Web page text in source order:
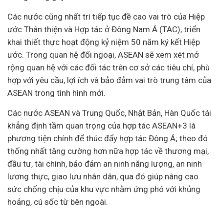
Các nước cũng nhất trí tiếp tục đề cao vai trò của Hiệp
ước Thân thiện và Hợp tác ở Đông Nam Á (TAC), triển
khai thiết thực hoạt động kỷ niệm 50 năm ký kết Hiệp
ước. Trong quan hệ đối ngoại, ASEAN sẽ xem xét mở
rộng quan hệ với các đối tác trên cơ sở các tiêu chí, phù
hợp với yêu cầu, lợi ích và bảo đảm vai trò trung tâm của
ASEAN trong tình hình mới.
Các nước ASEAN và Trung Quốc, Nhật Bản, Hàn Quốc tái
khẳng định tầm quan trọng của hợp tác ASEAN+3 là
phương tiện chính để thúc đẩy hợp tác Đông Á; theo đó
thống nhất tăng cường hơn nữa hợp tác về thương mại,
đầu tư, tài chính, bảo đảm an ninh năng lượng, an ninh
lương thực, giao lưu nhân dân, qua đó giúp nâng cao
sức chống chịu của khu vực nhằm ứng phó với khủng
hoảng, cú sốc từ bên ngoài.